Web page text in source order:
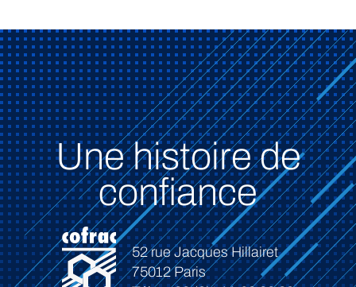
Une histoire de
confiance
52 rue Jacques Hillairet
75012 Paris